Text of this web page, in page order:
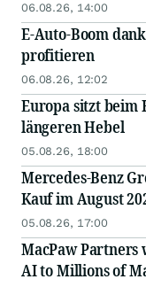
06.08.26, 14:00
E-Auto-Boom
profitieren
06.08.26, 12:02
Europa sitzt beim
längeren Hebel
05.08.26, 18:00
Mercedes-Benz
Kauf im August
05.08.26, 17:00
MacPaw
AI to Millions of